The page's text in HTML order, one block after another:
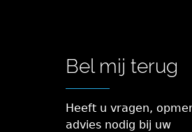
Bel mij terug
Heeft u vragen,
advies nodig bij uw